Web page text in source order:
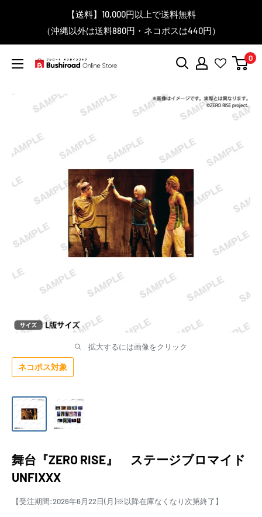
▼送料をおトクにお買物する方法をご紹介♪
【こちらをクリック】
【送料】10,000円以上で送料無料
（沖縄以外は送料880円・ネコポスは440円）
＼予約受付中！／
BanG Dream! ちゃむりぃ みに Ave Mujica 鮮美透涼 ver.販売
中！
▼「作品・ブランドから探す」で
欲しい商品を手に入れよう！
▼スムーズに商品を探すなら、
「カテゴリーから探す」を活用しよう！
▼お気に入り登録機能を活用しよう♪
【こちらをクリック】
ブ
ー
オ
ス
ア
0
拡大するには画像をクリック
ネコポス対象
舞台『ZERO RISE』 ステージブロマイド
UNFIXXX
【受注期間:2026年6月22日(月)※以降在庫なくなり次第終了】